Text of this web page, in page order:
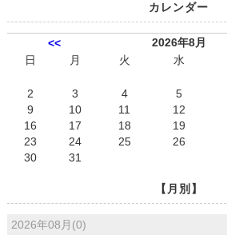
カレンダー
<<
2026年8月
日
月 火 水
2
3 4 5
9
10 11 12
16
17 18 19
23
24 25 26
30
31
【月別】
2026年08月(0)